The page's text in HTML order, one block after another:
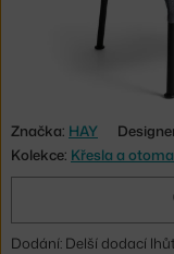
Značka: HAY
Kolekce: Křesla a
Dodání: Delší dodací